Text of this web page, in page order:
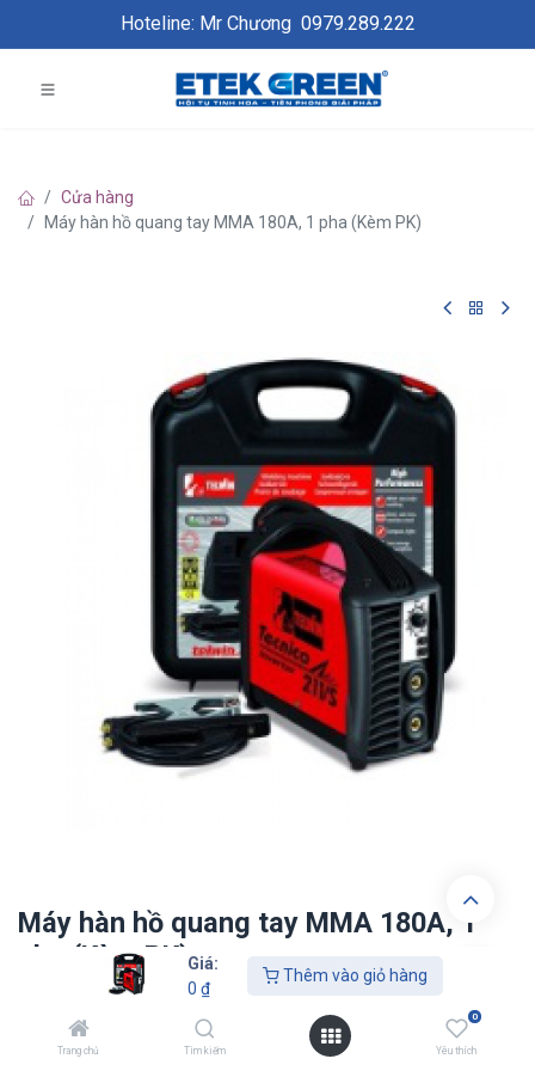
Giá:
0 ₫
Thêm vào giỏ hàng
Trang chủ Tìm kiếm
0
Yêu thích
Hoteline: Mr Chương 0979.289.222
Cửa hàng
Máy hàn hồ quang tay MMA 180A, 1 pha (Kèm PK)
Máy hàn hồ quang tay MMA 180A, 1
pha (Kèm PK)